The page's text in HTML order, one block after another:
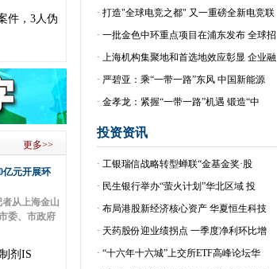
件，3人伪
更多>>
亿元开展环
者从上海金山
委、市政府
剂IS
· 打造"全球电竞之都" 又一重磅全新电竞联
· 一批金色中环重点项目在浦东发布 全球招
· 上海机构集聚地和首选地效应彰显 企业融
· 严碧亚：乘“一带一路”东风 中国新能源
· 金孝龙：紧握“一带一路”机遇 锻造“中
投资资讯
· 工银瑞信战略转型蝉联“金基金奖·股
· 民生银行举办“萤火计划”华北区域 投
· 布局港股新经济核心资产 华夏恒生科技
· 天药股份迎业绩拐点 一季度净利环比增
· “十六年十六城”上交所ETF高峰论坛华